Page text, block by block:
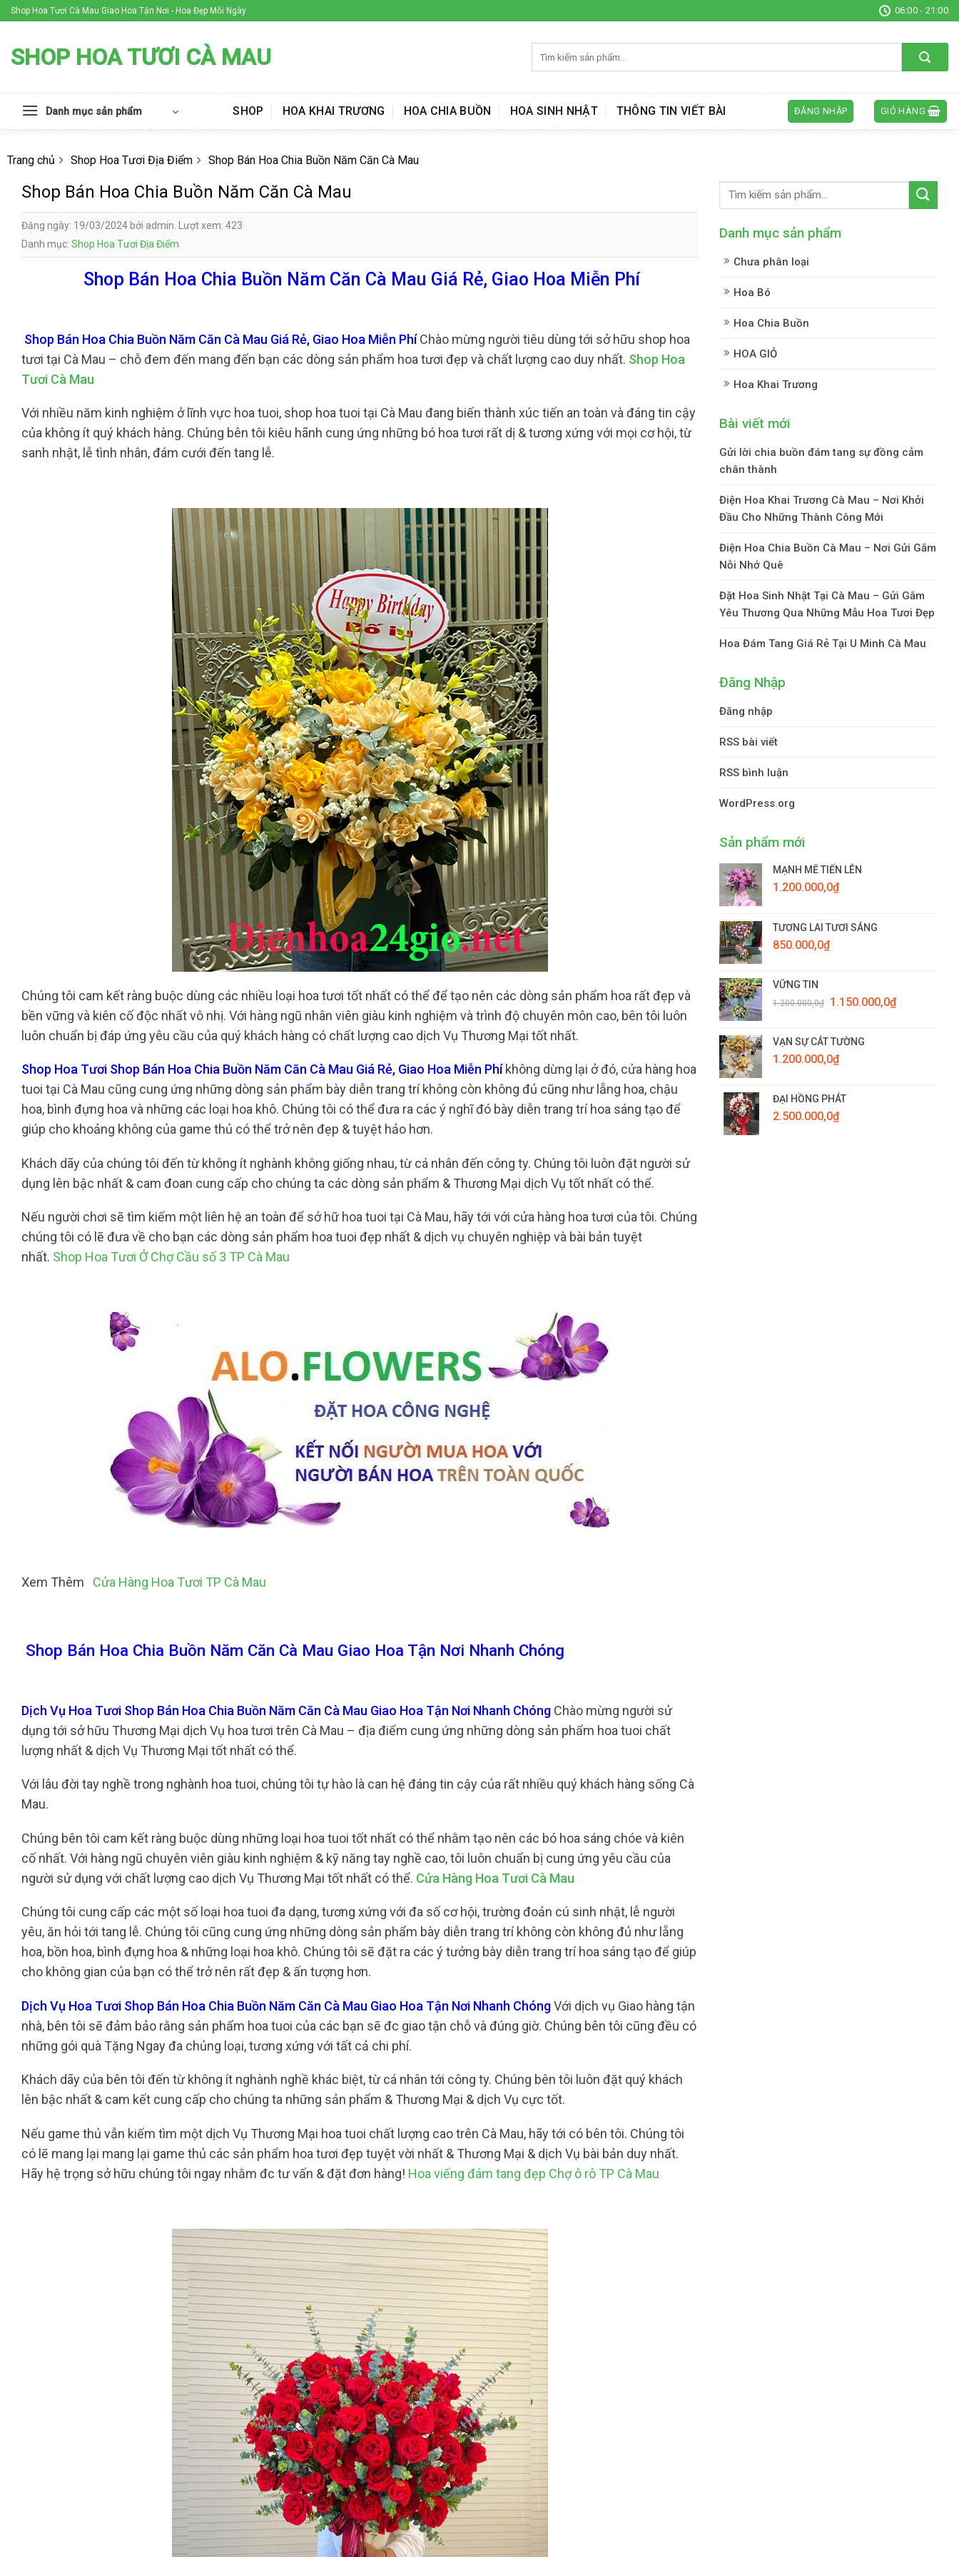
Skip
to
Shop Hoa Tươi Cà Mau Giao Hoa Tận Nơi - Hoa Đẹp Mỗi Ngày 06:00 - 21:00
SHOP HOA TƯƠI CÀ MAU
kiếm:
Danh mục sản phẩm SHOP HOA KHAI TRƯƠNG HOA CHIA BUỒN HOA SINH NHẬT THÔNG TIN VIẾT BÀI ĐĂNG NHẬP GIỎ HÀNG
Trang chủ Shop Hoa Tươi Địa Điểm Shop Bán Hoa Chia Buồn Năm Căn Cà Mau
Shop Bán Hoa Chia Buồn Năm Căn Cà Mau
Đăng ngày: 19/03/2024 bởi admin. Lượt xem: 423
Danh mục: Shop Hoa Tươi Địa Điểm
Shop Bán Hoa Chia Buồn Năm Căn Cà Mau Giá Rẻ, Giao Hoa Miễn Phí
Shop Bán Hoa Chia Buồn Năm Căn Cà Mau Giá Rẻ, Giao Hoa Miễn PhíChào mừng người tiêu dùng tới sở hữu shop hoa
tươi tại Cà Mau – chỗ đem đến mang đến bạn các dòng sản phẩm hoa tươi đẹp và chất lượng cao duy nhất. Shop Hoa
Tươi Cà Mau
Với nhiều năm kinh nghiệm ở lĩnh vực hoa tuoi, shop hoa tuoi tại Cà Mau đang biến thành xúc tiến an toàn và đáng tin cậy
của không ít quý khách hàng. Chúng bên tôi kiêu hãnh cung ứng những bó hoa tươi rất dị & tương xứng với mọi cơ hội, từ
sanh nhật, lễ tình nhân, đám cưới đến tang lễ.
Chúng tôi cam kết ràng buộc dùng các nhiều loại hoa tươi tốt nhất có thể để tạo nên các dòng sản phẩm hoa rất đẹp và
bền vững và kiên cố độc nhất vô nhị. Với hàng ngũ nhân viên giàu kinh nghiệm và trình độ chuyên môn cao, bên tôi luôn
luôn chuẩn bị đáp ứng yêu cầu của quý khách hàng có chất lượng cao dịch Vụ Thương Mại tốt nhất.
Shop Hoa Tươi Shop Bán Hoa Chia Buồn Năm Căn Cà Mau Giá Rẻ, Giao Hoa Miễn Phíkhông dừng lại ở đó, cửa hàng hoa
tuoi tại Cà Mau cũng cung ứng những dòng sản phẩm bày diễn trang trí không còn không đủ cũng như lẵng hoa, chậu
hoa, bình đựng hoa và những các loại hoa khô. Chúng tôi có thể đưa ra các ý nghĩ đó bày diễn trang trí hoa sáng tạo để
giúp cho khoảng không của game thủ có thể trở nên đẹp & tuyệt hảo hơn.
Khách dãy của chúng tôi đến từ không ít nghành không giống nhau, từ cá nhân đến công ty. Chúng tôi luôn đặt người sử
dụng lên bậc nhất & cam đoan cung cấp cho chúng ta các dòng sản phẩm & Thương Mại dịch Vụ tốt nhất có thể.
Nếu người chơi sẽ tìm kiếm một liên hệ an toàn để sở hữ hoa tuoi tại Cà Mau, hãy tới với cửa hàng hoa tươi của tôi. Chúng
chúng tôi có lẽ đưa về cho bạn các dòng sản phẩm hoa tuoi đẹp nhất & dịch vụ chuyên nghiệp và bài bản tuyệt
nhất. Shop Hoa Tươi Ở Chợ Cầu số 3 TP Cà Mau
Xem Thêm Cửa Hàng Hoa Tươi TP Cà Mau
Shop Bán Hoa Chia Buồn Năm Căn Cà Mau Giao Hoa Tận Nơi Nhanh Chóng
Dịch Vụ Hoa Tươi Shop Bán Hoa Chia Buồn Năm Căn Cà Mau Giao Hoa Tận Nơi Nhanh Chóng Chào mừng người sử
dụng tới sở hữu Thương Mại dịch Vụ hoa tươi trên Cà Mau – địa điểm cung ứng những dòng sản phẩm hoa tuoi chất
lượng nhất & dịch Vụ Thương Mại tốt nhất có thể.
Với lâu đời tay nghề trong nghành hoa tuoi, chúng tôi tự hào là can hệ đáng tin cậy của rất nhiều quý khách hàng sống Cà
Mau.
Chúng bên tôi cam kết ràng buộc dùng những loại hoa tuoi tốt nhất có thể nhằm tạo nên các bó hoa sáng chóe và kiên
cố nhất. Với hàng ngũ chuyên viên giàu kinh nghiệm & kỹ năng tay nghề cao, tôi luôn chuẩn bị cung ứng yêu cầu của
người sử dụng với chất lượng cao dịch Vụ Thương Mại tốt nhất có thể. Cửa Hàng Hoa Tươi Cà Mau
Chúng tôi cung cấp các một số loại hoa tuoi đa dạng, tương xứng với đa số cơ hội, trường đoản cú sinh nhật, lễ người
yêu, ăn hỏi tới tang lễ. Chúng tôi cũng cung ứng những dòng sản phẩm bày diễn trang trí không còn không đủ như lẵng
hoa, bồn hoa, bình đựng hoa & những loại hoa khô. Chúng tôi sẽ đặt ra các ý tưởng bày diễn trang trí hoa sáng tạo để giúp
cho không gian của bạn có thể trở nên rất đẹp & ấn tượng hơn.
Dịch Vụ Hoa Tươi Shop Bán Hoa Chia Buồn Năm Căn Cà Mau Giao Hoa Tận Nơi Nhanh ChóngVới dịch vụ Giao hàng tận
nhà, bên tôi sẽ đảm bảo rằng sản phẩm hoa tuoi của các bạn sẽ đc giao tận chỗ và đúng giờ. Chúng bên tôi cũng đều có
những gói quà Tặng Ngay đa chủng loại, tương xứng với tất cả chi phí.
Khách dãy của bên tôi đến từ không ít nghành nghề khác biệt, từ cá nhân tới công ty. Chúng bên tôi luôn đặt quý khách
lên bậc nhất & cam kết cung cấp cho chúng ta những sản phẩm & Thương Mại & dịch Vụ cực tốt.
Nếu game thủ vẫn kiếm tìm một dịch Vụ Thương Mại hoa tuoi chất lượng cao trên Cà Mau, hãy tới có bên tôi. Chúng tôi
có lẽ mang lại mang lại game thủ các sản phẩm hoa tươi đẹp tuyệt vời nhất & Thương Mại & dịch Vụ bài bản duy nhất.
Hãy hệ trọng sở hữu chúng tôi ngay nhằm đc tư vấn & đặt đơn hàng! Hoa viếng đám tang đẹp Chợ ô rô TP Cà Mau
Danh mục sản phẩm
Chưa phân loại
Hoa Bó
Hoa Chia Buồn
HOA GIỎ
Hoa Khai Trương
Bài viết mới
Gửi lời chia buồn đám tang sự đồng cảm
chân thành
Điện Hoa Khai Trương Cà Mau – Nơi Khởi
Đầu Cho Những Thành Công Mới
Điện Hoa Chia Buồn Cà Mau – Nơi Gửi Gắm
Nỗi Nhớ Quê
Đặt Hoa Sinh Nhật Tại Cà Mau – Gửi Gắm
Yêu Thương Qua Những Mẫu Hoa Tươi Đẹp
Hoa Đám Tang Giá Rẻ Tại U Minh Cà Mau
Đăng Nhập
Đăng nhập
RSS bài viết
RSS bình luận
WordPress.org
Sản phẩm mới
MẠNH MẼ TIẾN LÊN
1.200.000,0₫
TƯƠNG LAI TƯƠI SÁNG
850.000,0₫
VỮNG TIN
1.200.000,0₫
Giá
1.200.000,0₫.
1.150.000,0₫Giá
VẠN SỰ CÁT TƯỜNG
1.200.000,0₫
ĐẠI HỒNG PHÁT
2.500.000,0₫